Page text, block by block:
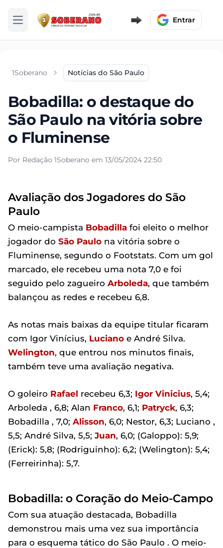
Abrir menu Entrar
1Soberano Notícias do São Paulo
Bobadilla: o destaque do
São Paulo na vitória sobre
o Fluminense
Por Redação 1Soberano em 13/05/2024 22:50
Avaliação dos Jogadores do São
Paulo
O meio-campista Bobadilla foi eleito o melhor
jogador do São Paulo na vitória sobre o
Fluminense, segundo o Footstats. Com um gol
marcado, ele recebeu uma nota 7,0 e foi
seguido pelo zagueiro Arboleda, que também
balançou as redes e recebeu 6,8.
As notas mais baixas da equipe titular ficaram
com Igor Vinícius, Luciano e André Silva.
Welington, que entrou nos minutos finais,
também teve uma avaliação negativa.
O goleiro Rafael recebeu 6,3; Igor Vinicius, 5,4;
Arboleda , 6,8; Alan Franco, 6,1; Patryck, 6,3;
Bobadilla , 7,0; Alisson, 6,0; Nestor, 6,3; Luciano ,
5,5; André Silva, 5,5; Juan, 6,0; (Galoppo): 5,9;
(Erick): 5,8; (Rodriguinho): 6,2; (Welington): 5,4;
(Ferreirinha): 5,7.
Bobadilla: o Coração do Meio-Campo
Com sua atuação destacada, Bobadilla
demonstrou mais uma vez sua importância
para o esquema tático do São Paulo . O meio-